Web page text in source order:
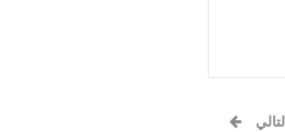
التالي